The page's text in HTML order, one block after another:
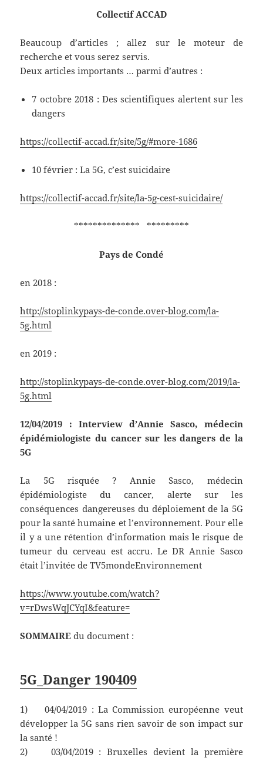
Collectif ACCAD
Beaucoup d’articles ; allez sur le moteur de
recherche et vous serez servis.
Deux articles importants … parmi d’autres :
7 octobre 2018 : Des scientifiques alertent sur les
dangers
https://collectif-accad.fr/site/5g/#more-1686
10 février : La 5G, c’est suicidaire
https://collectif-accad.fr/site/la-5g-cest-suicidaire/
************** *********
Pays de Condé
en 2018 :
http://stoplinkypays-de-conde.over-blog.com/la-
5g.html
en 2019 :
http://stoplinkypays-de-conde.over-blog.com/2019/la-
5g.html
12/04/2019 : Interview d’Annie Sasco, médecin
épidémiologiste du cancer sur les dangers de la
5G
La 5G risquée ? Annie Sasco, médecin
épidémiologiste du cancer, alerte sur les
conséquences dangereuses du déploiement de la 5G
pour la santé humaine et l’environnement. Pour elle
il y a une rétention d’information mais le risque de
tumeur du cerveau est accru. Le DR Annie Sasco
était l’invitée de TV5mondeEnvironnement
https://www.youtube.com/watch?
v=rDwsWqJCYqI&feature=
SOMMAIRE du document :
5G_Danger 190409
1) 04/04/2019 : La Commission européenne veut
développer la 5G sans rien savoir de son impact sur
la santé !
2) 03/04/2019 : Bruxelles devient la première